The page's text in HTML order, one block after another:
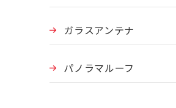
ガラスアンテナ
パノラマルーフ